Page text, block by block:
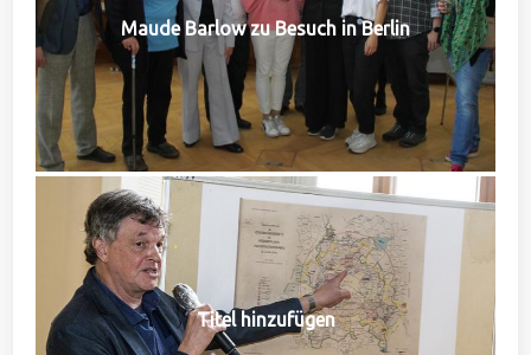
Maude Barlow zu Besuch in Berlin
Titel hinzufügen